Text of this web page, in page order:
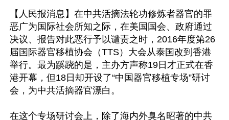
【人民报消息】在中共活摘法轮功修炼者器官的罪
恶广为国际社会所知之际，在美国国会、政府通过
决议、报告对此恶行予以谴责之时，2016年度第26
届国际器官移植协会（TTS）大会从泰国改到香港
举行。最为蹊跷的是，主办方声称19日才正式在香
港开幕，但18日却开设了“中国器官移植专场”研讨
会，为中共活摘器官漂白。
在这个专场研讨会上，除了海内外臭名昭著的中共